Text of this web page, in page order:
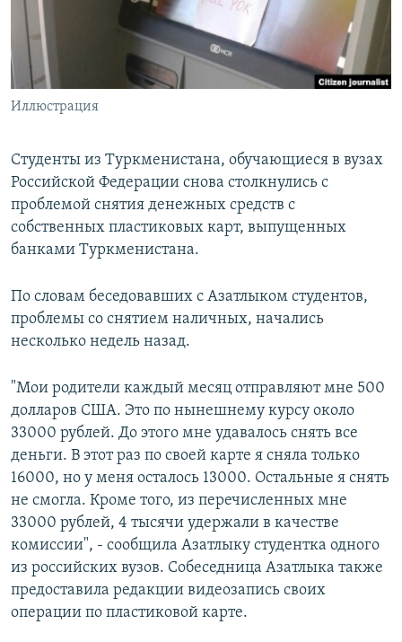
Иллюстрация
Студенты из Туркменистана, обучающиеся в вузах
Российской Федерации снова столкнулись с
проблемой снятия денежных средств с
собственных пластиковых карт, выпущенных
банками Туркменистана.
По словам беседовавших с Азатлыком студентов,
проблемы со снятием наличных, начались
несколько недель назад.
"Мои родители каждый месяц отправляют мне 500
долларов США. Это по нынешнему курсу около
33000 рублей. До этого мне удавалось снять все
деньги. В этот раз по своей карте я сняла только
16000, но у меня осталось 13000. Остальные я снять
не смогла. Кроме того, из перечисленных мне
33000 рублей, 4 тысячи удержали в качестве
комиссии", - сообщила Азатлыку студентка одного
из российских вузов. Собеседница Азатлыка также
предоставила редакции видеозапись своих
операции по пластиковой карте.